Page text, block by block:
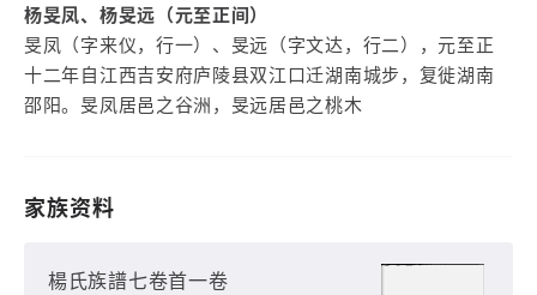
杨旻凤、杨旻远（元至正间）
旻凤（字来仪，行一）、旻远（字文达，行二），元至正
十二年自江西吉安府庐陵县双江口迁湖南城步，复徙湖南
邵阳。旻凤居邑之谷洲，旻远居邑之桃木
家族资料
楊氏族譜七卷首一卷